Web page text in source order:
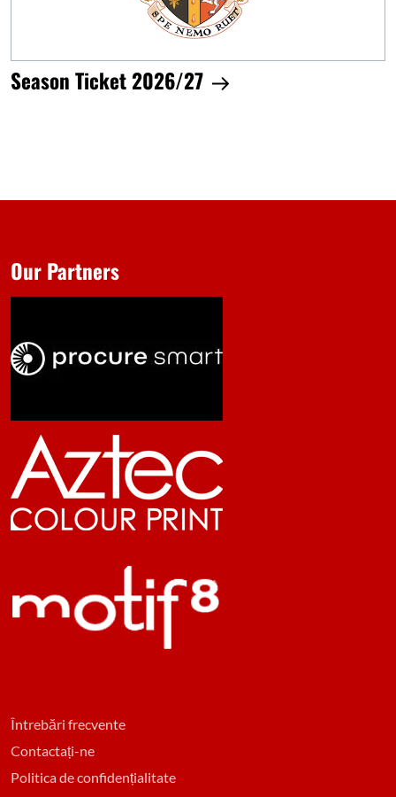
Season Ticket 2026/27
Întrebări frecvente
Contactați-ne
Politica de confidențialitate
Our Partners